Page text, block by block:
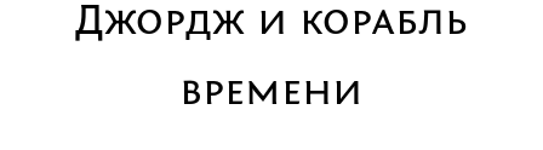
Джордж и корабль
времени